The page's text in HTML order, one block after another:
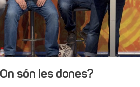
On són les dones?